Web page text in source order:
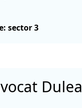
sector 3